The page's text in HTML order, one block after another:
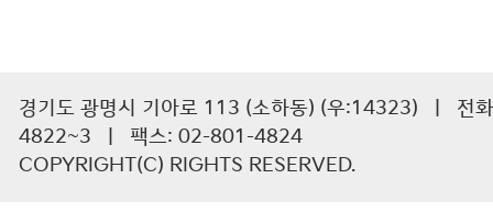
경기도 광명시 기아로 113 (소하동) (우:14323) | 전
4822~3 | 팩스: 02-801-4824
COPYRIGHT(C) RIGHTS RESERVED.